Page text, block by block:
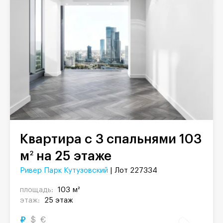
Квартира с 3 спальнями 103
м2 на 25 этаже
Ривер Парк Кутузовский | Лот 227334
площадь:
103 м²
этаж:
25 этаж
₽ $ €